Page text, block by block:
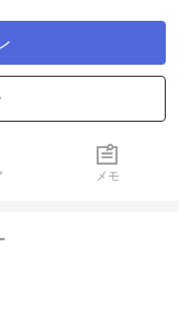
メモ